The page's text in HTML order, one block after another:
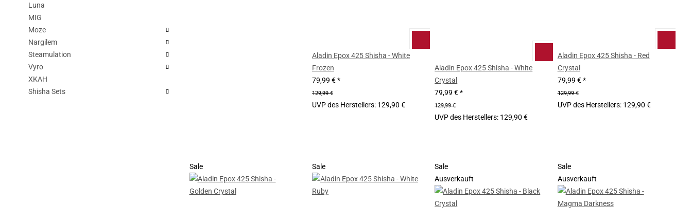
Aladin Epox 425 Shisha - White
Frozen
79,99 €*
129,99 €
UVP des Herstellers: 129,90 €
Aladin Epox 425 Shisha - White
Crystal
79,99 €*
129,99 €
UVP des Herstellers: 129,90 €
Aladin Epox 425 Shisha - Red
Crystal
79,99 €*
129,99 €
UVP des Herstellers: 129,90 €
Sale Sale
Sale
Ausverkauft
Sale
Ausverkauft
Luna
MIG
Moze
Nargilem
Steamulation
Vyro
XKAH
Shisha Sets